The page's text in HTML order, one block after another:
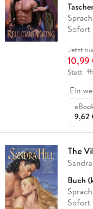
Sofort
Jetzt
10,99
Statt
Ein
9,62
The
Buch
Sofort